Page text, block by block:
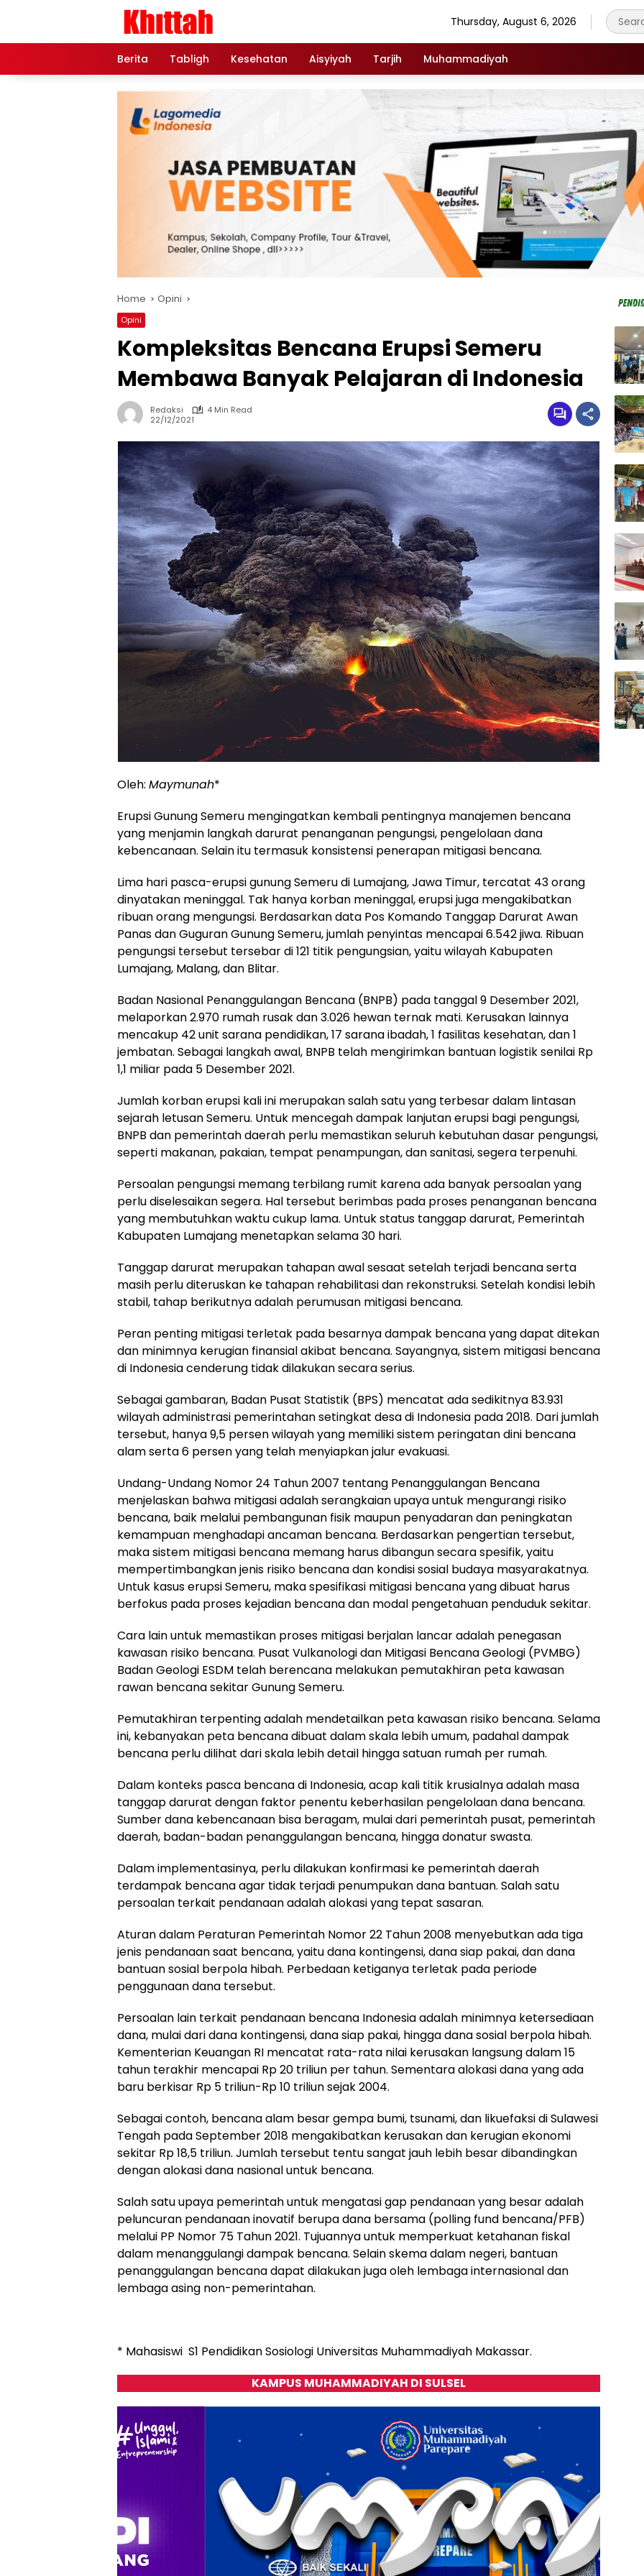
Thursday, August 6, 2026
Berita Tabligh Kesehatan Aisyiyah Tarjih Muhammadiyah
Home Opini
Opini
Kompleksitas Bencana Erupsi Semeru
Membawa Banyak Pelajaran di Indonesia
Redaksi
4 Min Read
22/12/2021
Oleh: Maymunah*
Erupsi Gunung Semeru mengingatkan kembali pentingnya manajemen bencana
yang menjamin langkah darurat penanganan pengungsi, pengelolaan dana
kebencanaan. Selain itu termasuk konsistensi penerapan mitigasi bencana.
Lima hari pasca-erupsi gunung Semeru di Lumajang, Jawa Timur, tercatat 43 orang
dinyatakan meninggal. Tak hanya korban meninggal, erupsi juga mengakibatkan
ribuan orang mengungsi. Berdasarkan data Pos Komando Tanggap Darurat Awan
Panas dan Guguran Gunung Semeru, jumlah penyintas mencapai 6.542 jiwa. Ribuan
pengungsi tersebut tersebar di 121 titik pengungsian, yaitu wilayah Kabupaten
Lumajang, Malang, dan Blitar.
Badan Nasional Penanggulangan Bencana (BNPB) pada tanggal 9 Desember 2021,
melaporkan 2.970 rumah rusak dan 3.026 hewan ternak mati. Kerusakan lainnya
mencakup 42 unit sarana pendidikan, 17 sarana ibadah, 1 fasilitas kesehatan, dan 1
jembatan. Sebagai langkah awal, BNPB telah mengirimkan bantuan logistik senilai Rp
1,1 miliar pada 5 Desember 2021.
Jumlah korban erupsi kali ini merupakan salah satu yang terbesar dalam lintasan
sejarah letusan Semeru. Untuk mencegah dampak lanjutan erupsi bagi pengungsi,
BNPB dan pemerintah daerah perlu memastikan seluruh kebutuhan dasar pengungsi,
seperti makanan, pakaian, tempat penampungan, dan sanitasi, segera terpenuhi.
Persoalan pengungsi memang terbilang rumit karena ada banyak persoalan yang
perlu diselesaikan segera. Hal tersebut berimbas pada proses penanganan bencana
yang membutuhkan waktu cukup lama. Untuk status tanggap darurat, Pemerintah
Kabupaten Lumajang menetapkan selama 30 hari.
Tanggap darurat merupakan tahapan awal sesaat setelah terjadi bencana serta
masih perlu diteruskan ke tahapan rehabilitasi dan rekonstruksi. Setelah kondisi lebih
stabil, tahap berikutnya adalah perumusan mitigasi bencana.
Peran penting mitigasi terletak pada besarnya dampak bencana yang dapat ditekan
dan minimnya kerugian finansial akibat bencana. Sayangnya, sistem mitigasi bencana
di Indonesia cenderung tidak dilakukan secara serius.
Sebagai gambaran, Badan Pusat Statistik (BPS) mencatat ada sedikitnya 83.931
wilayah administrasi pemerintahan setingkat desa di Indonesia pada 2018. Dari jumlah
tersebut, hanya 9,5 persen wilayah yang memiliki sistem peringatan dini bencana
alam serta 6 persen yang telah menyiapkan jalur evakuasi.
Undang-Undang Nomor 24 Tahun 2007 tentang Penanggulangan Bencana
menjelaskan bahwa mitigasi adalah serangkaian upaya untuk mengurangi risiko
bencana, baik melalui pembangunan fisik maupun penyadaran dan peningkatan
kemampuan menghadapi ancaman bencana. Berdasarkan pengertian tersebut,
maka sistem mitigasi bencana memang harus dibangun secara spesifik, yaitu
mempertimbangkan jenis risiko bencana dan kondisi sosial budaya masyarakatnya.
Untuk kasus erupsi Semeru, maka spesifikasi mitigasi bencana yang dibuat harus
berfokus pada proses kejadian bencana dan modal pengetahuan penduduk sekitar.
Cara lain untuk memastikan proses mitigasi berjalan lancar adalah penegasan
kawasan risiko bencana. Pusat Vulkanologi dan Mitigasi Bencana Geologi (PVMBG)
Badan Geologi ESDM telah berencana melakukan pemutakhiran peta kawasan
rawan bencana sekitar Gunung Semeru.
Pemutakhiran terpenting adalah mendetailkan peta kawasan risiko bencana. Selama
ini, kebanyakan peta bencana dibuat dalam skala lebih umum, padahal dampak
bencana perlu dilihat dari skala lebih detail hingga satuan rumah per rumah.
Dalam konteks pasca bencana di Indonesia, acap kali titik krusialnya adalah masa
tanggap darurat dengan faktor penentu keberhasilan pengelolaan dana bencana.
Sumber dana kebencanaan bisa beragam, mulai dari pemerintah pusat, pemerintah
daerah, badan-badan penanggulangan bencana, hingga donatur swasta.
Dalam implementasinya, perlu dilakukan konfirmasi ke pemerintah daerah
terdampak bencana agar tidak terjadi penumpukan dana bantuan. Salah satu
persoalan terkait pendanaan adalah alokasi yang tepat sasaran.
Aturan dalam Peraturan Pemerintah Nomor 22 Tahun 2008 menyebutkan ada tiga
jenis pendanaan saat bencana, yaitu dana kontingensi, dana siap pakai, dan dana
bantuan sosial berpola hibah. Perbedaan ketiganya terletak pada periode
penggunaan dana tersebut.
Persoalan lain terkait pendanaan bencana Indonesia adalah minimnya ketersediaan
dana, mulai dari dana kontingensi, dana siap pakai, hingga dana sosial berpola hibah.
Kementerian Keuangan RI mencatat rata-rata nilai kerusakan langsung dalam 15
tahun terakhir mencapai Rp 20 triliun per tahun. Sementara alokasi dana yang ada
baru berkisar Rp 5 triliun-Rp 10 triliun sejak 2004.
Sebagai contoh, bencana alam besar gempa bumi, tsunami, dan likuefaksi di Sulawesi
Tengah pada September 2018 mengakibatkan kerusakan dan kerugian ekonomi
sekitar Rp 18,5 triliun. Jumlah tersebut tentu sangat jauh lebih besar dibandingkan
dengan alokasi dana nasional untuk bencana.
Salah satu upaya pemerintah untuk mengatasi gap pendanaan yang besar adalah
peluncuran pendanaan inovatif berupa dana bersama (polling fund bencana/PFB)
melalui PP Nomor 75 Tahun 2021. Tujuannya untuk memperkuat ketahanan fiskal
dalam menanggulangi dampak bencana. Selain skema dalam negeri, bantuan
penanggulangan bencana dapat dilakukan juga oleh lembaga internasional dan
lembaga asing non-pemerintahan.
* Mahasiswi S1 Pendidikan Sosiologi Universitas Muhammadiyah Makassar.
KAMPUS MUHAMMADIYAH DI SULSEL